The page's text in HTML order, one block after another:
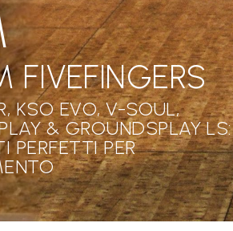
FIVEFINGERS
KSO EVO, V-SOUL,
& GROUNDSPLAY LS:
PERFETTI PER